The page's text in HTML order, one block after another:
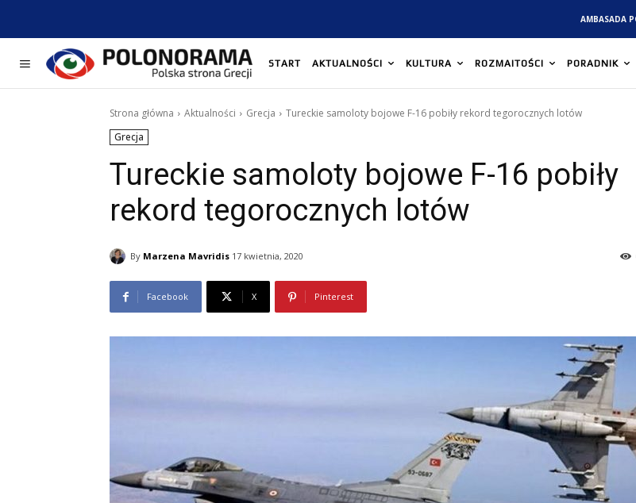
AMBASADA
START AKTUALNOŚCI KULTURA ROZMAITOŚCI PORADNIK
Strona główna Aktualności Grecja
Tureckie samoloty bojowe F-16 pobiły rekord tegorocznych lotów
Grecja
Tureckie samoloty bojowe F-16 pobiły
rekord tegorocznych lotów
By Marzena Mavridis 17 kwietnia, 2020
Facebook X Pinterest